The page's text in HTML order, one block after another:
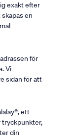
exakt efter
en
för
Vi
sidan för att
ett
tryckpunkter,
din